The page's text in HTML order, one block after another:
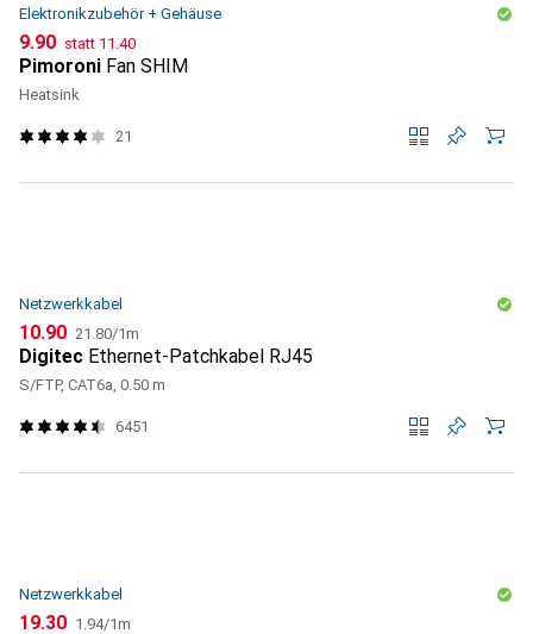
Elektronikzubehör + Gehäuse
CHF
9.90 statt CHF
11.40
Pimoroni Fan SHIM
Heatsink
21
Netzwerkkabel
CHF
10.90 CHF
21.80/1m
Digitec Ethernet-Patchkabel RJ45
S/FTP, CAT6a, 0.50 m
6451
Netzwerkkabel
CHF
19.30 CHF
1.94/1m